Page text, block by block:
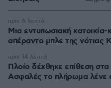
Μια εντυπωσιακή
απέραντο μπλε της νότιας
πριν 6 λεπτά
Πλοίο δέχθηκε επίθεση
Ασφαλές το πλήρωμα λένε
πριν 14 λεπτά